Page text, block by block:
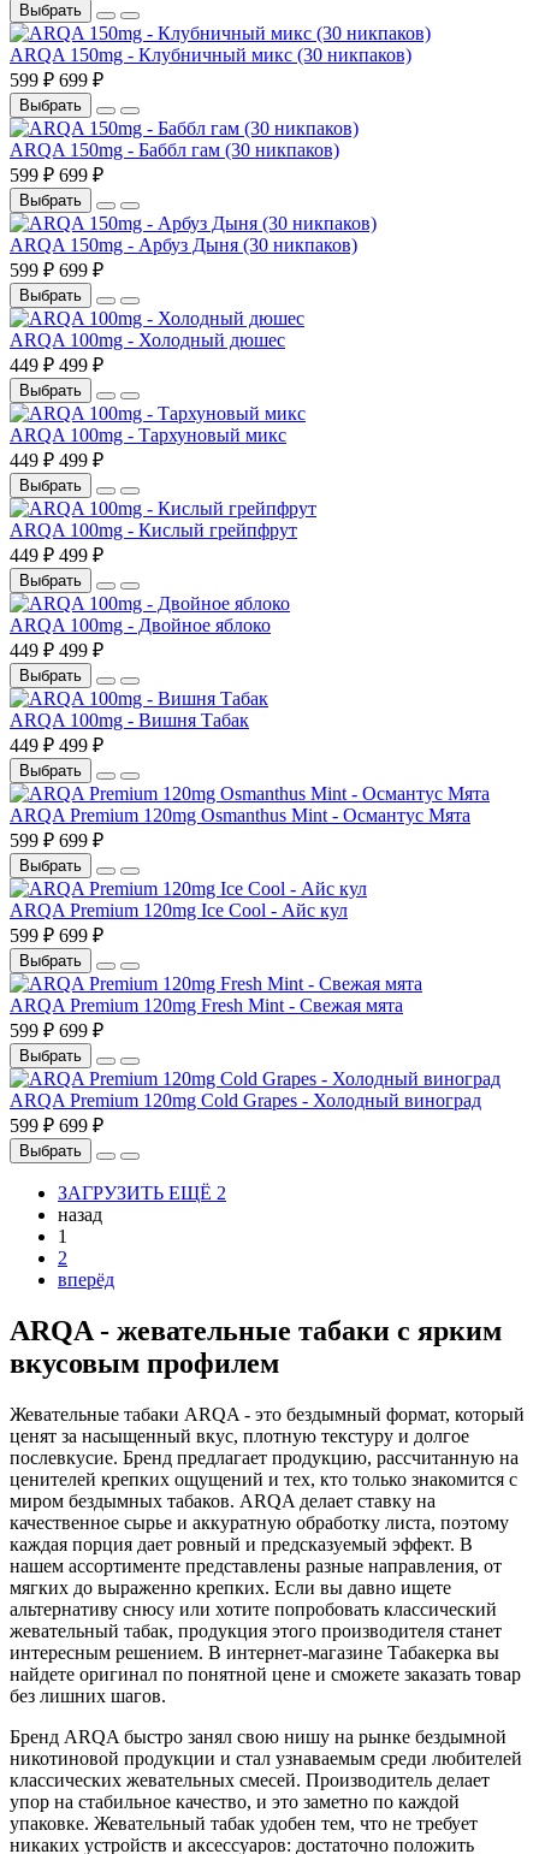
Выбрать
ARQA 150mg - Клубничный микс (30 никпаков)
599 ₽ 699 ₽
Выбрать
ARQA 150mg - Баббл гам (30 никпаков)
599 ₽ 699 ₽
Выбрать
ARQA 150mg - Арбуз Дыня (30 никпаков)
599 ₽ 699 ₽
Выбрать
ARQA 100mg - Холодный дюшес
449 ₽ 499 ₽
Выбрать
ARQA 100mg - Тархуновый микс
449 ₽ 499 ₽
Выбрать
ARQA 100mg - Кислый грейпфрут
449 ₽ 499 ₽
Выбрать
ARQA 100mg - Двойное яблоко
449 ₽ 499 ₽
Выбрать
ARQA 100mg - Вишня Табак
449 ₽ 499 ₽
Выбрать
ARQA Premium 120mg Osmanthus Mint - Османтус Мята
599 ₽ 699 ₽
Выбрать
ARQA Premium 120mg Ice Cool - Айс кул
599 ₽ 699 ₽
Выбрать
ARQA Premium 120mg Fresh Mint - Свежая мята
599 ₽ 699 ₽
Выбрать
ARQA Premium 120mg Cold Grapes - Холодный виноград
599 ₽ 699 ₽
Выбрать
ЗАГРУЗИТЬ ЕЩЁ 2
назад
1
2
вперёд
ARQA - жевательные табаки с ярким
вкусовым профилем
Жевательные табаки ARQA - это бездымный формат, который
ценят за насыщенный вкус, плотную текстуру и долгое
послевкусие. Бренд предлагает продукцию, рассчитанную на
ценителей крепких ощущений и тех, кто только знакомится с
миром бездымных табаков. ARQA делает ставку на
качественное сырье и аккуратную обработку листа, поэтому
каждая порция дает ровный и предсказуемый эффект. В
нашем ассортименте представлены разные направления, от
мягких до выраженно крепких. Если вы давно ищете
альтернативу снюсу или хотите попробовать классический
жевательный табак, продукция этого производителя станет
интересным решением. В интернет-магазине Табакерка вы
найдете оригинал по понятной цене и сможете заказать товар
без лишних шагов.
Бренд ARQA быстро занял свою нишу на рынке бездымной
никотиновой продукции и стал узнаваемым среди любителей
классических жевательных смесей. Производитель делает
упор на стабильное качество, и это заметно по каждой
упаковке. Жевательный табак удобен тем, что не требует
никаких устройств и аксессуаров: достаточно положить